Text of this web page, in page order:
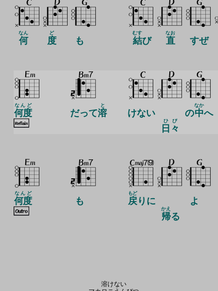
何
なん
度
ど
も 結
むす
び 直
なお
すぜ
何度
なんど
だって溶
と
けない
日々
ひび
の中
なか
へ
何度
なんど
も 戻
もど
りに
帰
かえ
る
よ
溶けない